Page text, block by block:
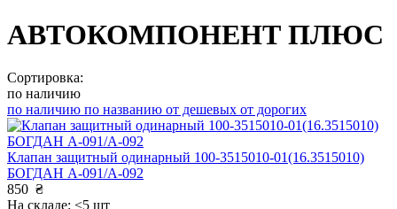
АВТОКОМПОНЕНТ ПЛЮС
Сортировка:
по наличию
по наличию по названию от дешевых от дорогих
Клапан защитный одинарный 100-3515010-01(16.3515010)
БОГДАН А-091/А-092
850 ₴
На складе: <5 шт